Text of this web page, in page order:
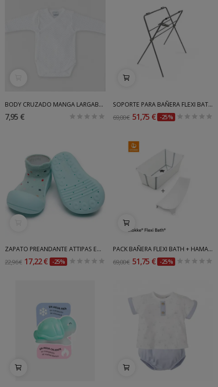
BODY CRUZADO MANGA LARGABABIDU
7,95 €
SOPORTE PARA BAÑERA FLEXI BATH STOKKE
69,00 € 51,75 € -25%
ZAPATO PREANDANTE ATTIPAS ED. VERANO
22,96 € 17,22 € -25%
PACK BAÑERA FLEXI BATH + HAMACA STOKKE
69,00 € 51,75 € -25%